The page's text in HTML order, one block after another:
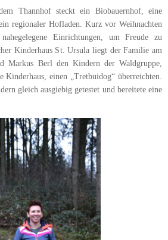
Thannhof steckt ein Biobauernhof, eine
regionaler Hofladen. Kurz vor Weihnachten
Einrichtungen, um Freude zu
Kinderhaus St. Ursula liegt der Familie am
Markus Berl den Kindern der Waldgruppe,
Kinderhaus, einen „Tretbuidog“ überreichten.
gleich ausgiebig getestet und bereitete eine